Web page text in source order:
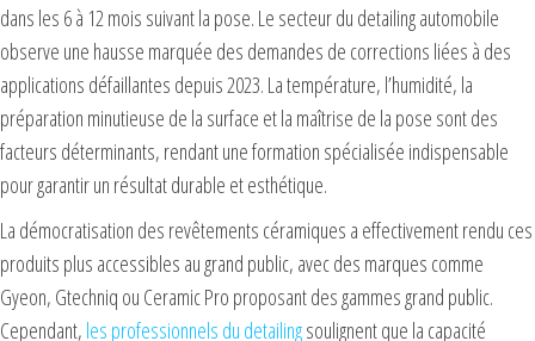
dans les 6 à 12 mois suivant la pose. Le secteur du detailing automobile
observe une hausse marquée des demandes de corrections liées à des
applications défaillantes depuis 2023. La température, l’humidité, la
préparation minutieuse de la surface et la maîtrise de la pose sont des
facteurs déterminants, rendant une formation spécialisée indispensable
pour garantir un résultat durable et esthétique.
La démocratisation des revêtements céramiques a effectivement rendu ces
produits plus accessibles au grand public, avec des marques comme
Gyeon, Gtechniq ou Ceramic Pro proposant des gammes grand public.
Cependant, les professionnels du detailingsoulignent que la capacité